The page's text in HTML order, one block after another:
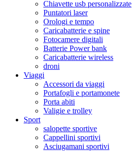
Chiavette usb personalizzate
Puntatori laser
Orologi e tempo
Caricabatterie e spine
Fotocamere digitali
Batterie Power bank
Caricabatterie wireless
droni
Viaggi
Accessori da viaggi
Portafogli e portamonete
Porta abiti
Valigie e trolley
Sport
salopette sportive
Cappellini sportivi
Asciugamani sportivi